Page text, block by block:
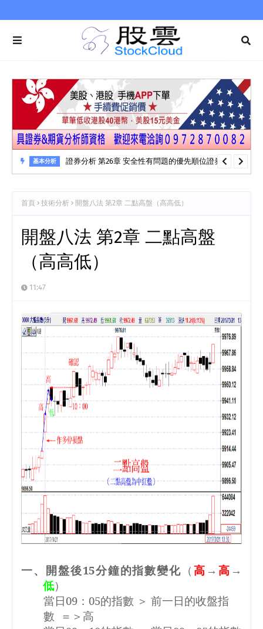
基本分析 證券分析 第26章 安全性有問題的優先順位證券
首頁 技術分析 開盤八法 第2章 二點高盤（高高低）
開盤八法 第2章 二點高盤
（高高低）
11:47
一、開盤後15分鐘的指數變化 （高 → 高 →
低）
當日09 ： 05的指數 ＞ 前一日的收盤指
數 ＝＞高